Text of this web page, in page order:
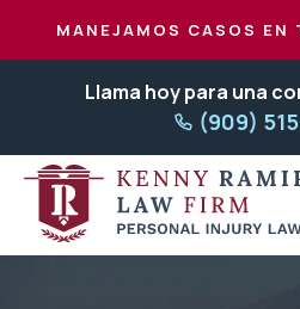
MANEJAMOS CASOS EN
Llama hoy para una
(909)